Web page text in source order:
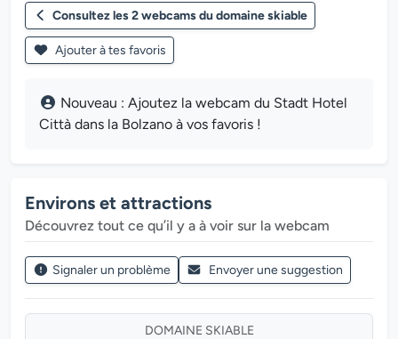
Consultez les 2 webcams du domaine skiable
Ajouter à tes favoris
Nouveau : Ajoutez la webcam du Stadt Hotel
Città dans la Bolzano à vos favoris !
Environs et attractions
Découvrez tout ce qu’il y a à voir sur la webcam
Signaler un problème Envoyer une suggestion
DOMAINE SKIABLE